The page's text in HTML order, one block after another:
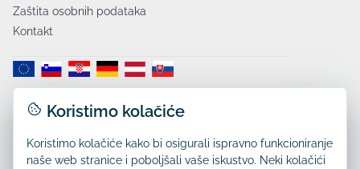
Zaštita osobnih podataka
Kontakt
Dostava:Koristimo kolačiće
Koristimo kolačiće kako bi osigurali ispravno funkcioniranje
naše web stranice i poboljšali vaše iskustvo. Neki kolačići